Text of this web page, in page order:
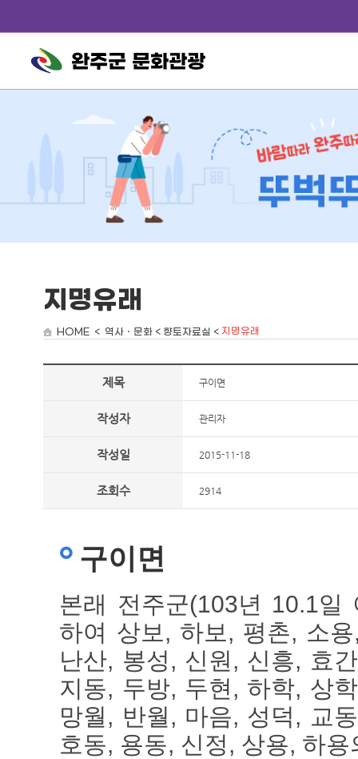
완주군 문화관광
지명유래
HOME < 역사ㆍ문화 < 향토자료실 <지명유래
제목 구이면
작성자 관리자
작성일 2015-11-18
조회수 2914
구이면
본래 전주군(103년 10.1일
하여 상보, 하보, 평촌, 소
난산, 봉성, 신원, 신흥, 효
지동, 두방, 두현, 하학, 상
망월, 반월, 마음, 성덕, 교
호동, 용동, 신정, 상용, 하